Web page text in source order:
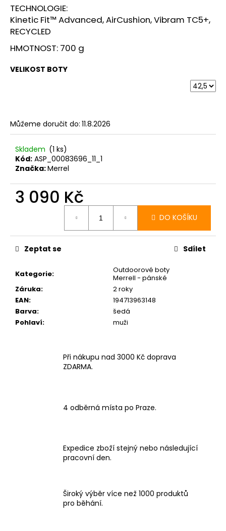
TECHNOLOGIE:
Kinetic Fit™ Advanced, AirCushion, Vibram TC5+,
RECYCLED
HMOTNOST: 700 g
VELIKOST BOTY
Můžeme doručit do: 11.8.2026
Skladem (1 ks)
Kód: ASP_00083696_11_1
Značka:Merrel
3 090 Kč
DO KOŠÍKU
Kategorie:
Outdoorové boty
Merrell - pánské
Záruka:
2 roky
EAN:
194713963148
Barva:
šedá
Pohlaví: muži
Zeptat se Sdílet
Při nákupu nad 3000 Kč doprava
ZDARMA.
4 odběrná místa po Praze.
Expedice zboží stejný nebo následující
pracovní den.
Široký výběr více než 1000 produktů
pro běhání.
Kč
Původně:
1
990
Kč